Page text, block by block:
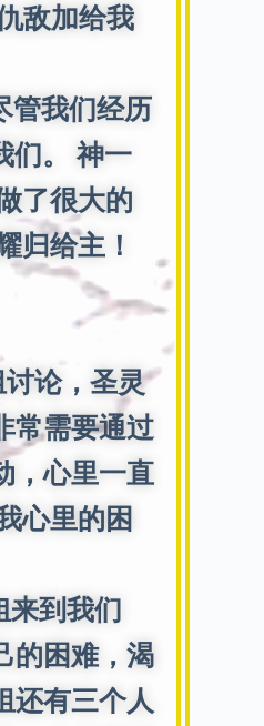
敌加给我
管我们经历
们。 神一
了很大的
归给主！
论，圣灵
常需要通过
，心里一直
心里的困
到我们
的困难，渴
还有三个人